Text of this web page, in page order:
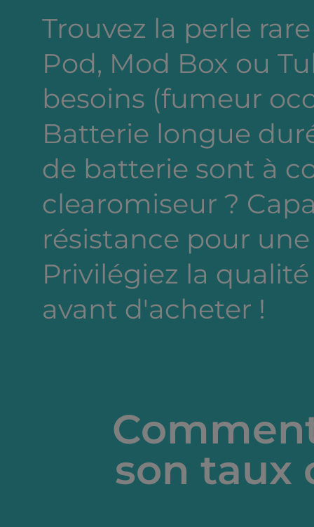
Trouvez la perle
Pod, Mod Box ou
besoins (fumeur
Batterie longue
de batterie sont à
clearomiseur ?
résistance pour
Privilégiez la
avant d'acheter !
son taux